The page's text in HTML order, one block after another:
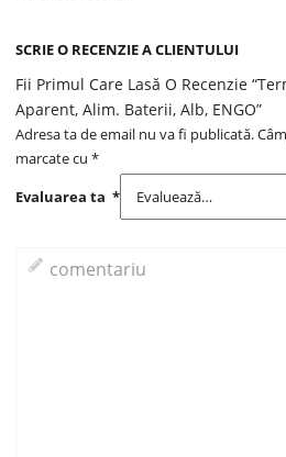
SCRIE O RECENZIE A CLIENTULUI
Fii Primul Care Lasă O Recenzie
Aparent, Alim. Baterii, Alb, ENGO”
Adresa ta de email nu va fi publicată.
marcate cu*
Evaluarea ta*